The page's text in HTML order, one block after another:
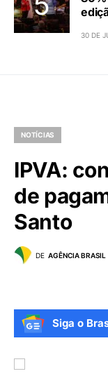
30 DE
NOTÍCIAS
IPVA:
de
Santo
DE AGÊNCIA BRASIL
Siga o